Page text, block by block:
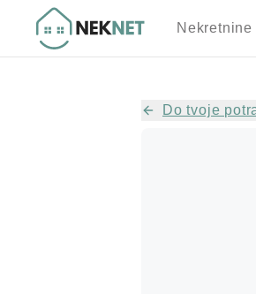
Nekretnine
Do tvoje